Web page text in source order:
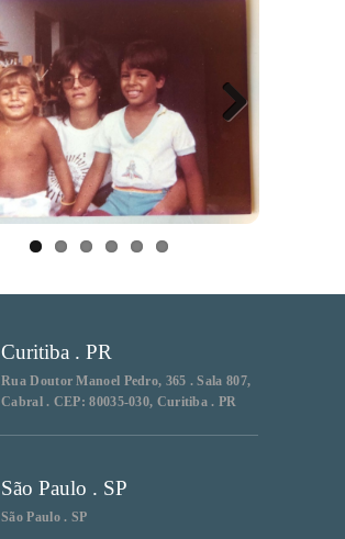
Curitiba . PR
Rua Doutor Manoel Pedro, 365 . Sala 807,
Cabral . CEP: 80035-030, Curitiba . PR
São Paulo . SP
São Paulo . SP